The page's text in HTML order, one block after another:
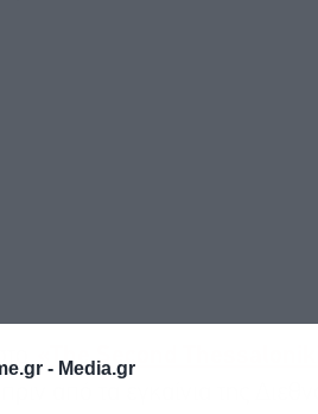
- Media.gr
«The Second